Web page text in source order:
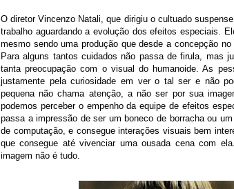
O diretor Vincenzo Natali, que dirigiu o cultuado
trabalho aguardando a evolução dos efeitos especiais.
mesmo sendo uma produção que desde a concepção
Para alguns tantos cuidados não passa de firula, mas
tanta preocupação com o visual do humanoide. As
justamente pela curiosidade em ver o tal ser e não
pequena não chama atenção, a não ser por sua
podemos perceber o empenho da equipe de efeitos
passa a impressão de ser um boneco de borracha ou
de computação, e consegue interações visuais bem
que consegue até vivenciar uma ousada cena com
imagem não é tudo.